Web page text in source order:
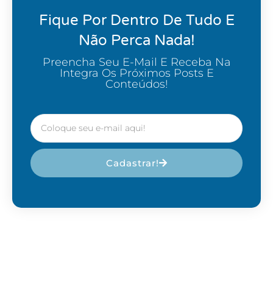
Fique Por Dentro De Tudo E
Não Perca Nada!
Preencha Seu E-Mail E Receba Na
Integra Os Próximos Posts E
Conteúdos!
Cadastrar!